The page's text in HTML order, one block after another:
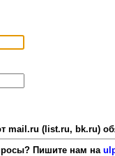
mail.ru (list.ru, bk.ru)
Пишите нам на